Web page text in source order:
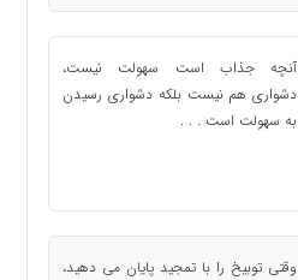
آنچه جذاب است سهولت نیست،
دشواری هم نیست بلکه دشواری رسیدن
به سهولت است . . .
وقتی توبیخ را با تمجید پایان می دهید،